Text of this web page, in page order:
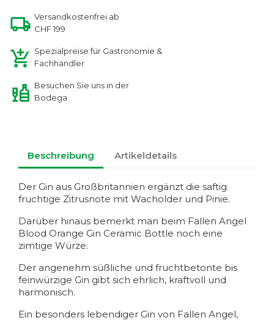
Versandkostenfrei ab
CHF 199
Spezialpreise für Gastronomie &
Fachhändler
Besuchen Sie uns in der
Bodega
Beschreibung Artikeldetails
Der Gin aus Großbritannien ergänzt die saftig
fruchtige Zitrusnote mit Wacholder und Pinie.
Darüber hinaus bemerkt man beim Fallen Angel
Blood Orange Gin Ceramic Bottle noch eine
zimtige Würze.
Der angenehm süßliche und fruchtbetonte bis
feinwürzige Gin gibt sich ehrlich, kraftvoll und
harmonisch.
Ein besonders lebendiger Gin von Fallen Angel,